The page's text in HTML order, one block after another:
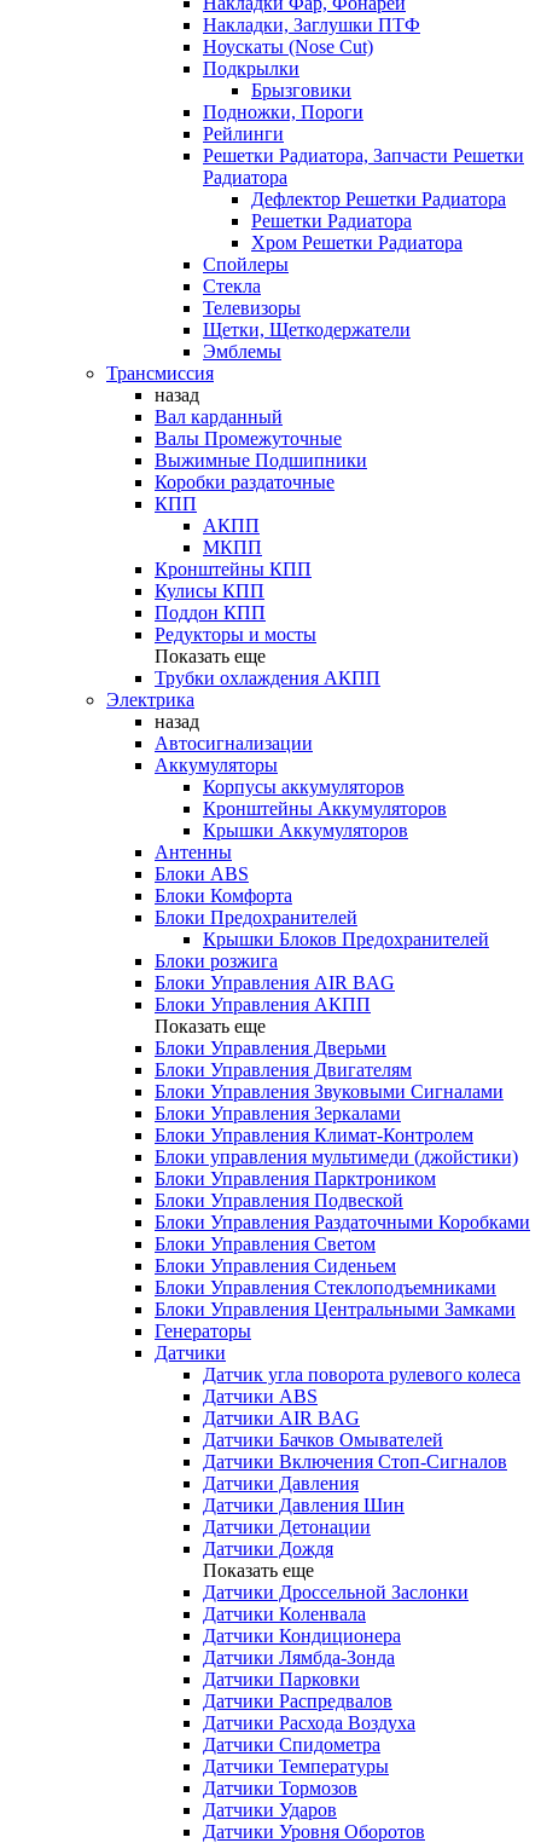
Накладки, Заглушки ПТФ
Ноускаты (Nose Cut)
Подкрылки
Брызговики
Подножки, Пороги
Рейлинги
Решетки Радиатора, Запчасти Решетки
Радиатора
Дефлектор Решетки Радиатора
Решетки Радиатора
Хром Решетки Радиатора
Спойлеры
Стекла
Телевизоры
Щетки, Щеткодержатели
Эмблемы
Трансмиссия
назад
Вал карданный
Валы Промежуточные
Выжимные Подшипники
Коробки раздаточные
КПП
АКПП
МКПП
Кронштейны КПП
Кулисы КПП
Поддон КПП
Редукторы и мосты
Показать еще
Трубки охлаждения АКПП
Электрика
назад
Автосигнализации
Аккумуляторы
Корпусы аккумуляторов
Кронштейны Аккумуляторов
Крышки Аккумуляторов
Антенны
Блоки ABS
Блоки Комфорта
Блоки Предохранителей
Крышки Блоков Предохранителей
Блоки розжига
Блоки Управления AIR BAG
Блоки Управления АКПП
Показать еще
Блоки Управления Дверьми
Блоки Управления Двигателям
Блоки Управления Звуковыми Сигналами
Блоки Управления Зеркалами
Блоки Управления Климат-Контролем
Блоки управления мультимеди (джойстики)
Блоки Управления Парктроником
Блоки Управления Подвеской
Блоки Управления Раздаточными Коробками
Блоки Управления Светом
Блоки Управления Сиденьем
Блоки Управления Стеклоподъемниками
Блоки Управления Центральными Замками
Генераторы
Датчики
Датчик угла поворота рулевого колеса
Датчики ABS
Датчики AIR BAG
Датчики Бачков Омывателей
Датчики Включения Стоп-Сигналов
Датчики Давления
Датчики Давления Шин
Датчики Детонации
Датчики Дождя
Показать еще
Датчики Дроссельной Заслонки
Датчики Коленвала
Датчики Кондиционера
Датчики Лямбда-Зонда
Датчики Парковки
Датчики Распредвалов
Датчики Расхода Воздуха
Датчики Спидометра
Датчики Температуры
Датчики Тормозов
Датчики Ударов
Датчики Уровня Оборотов